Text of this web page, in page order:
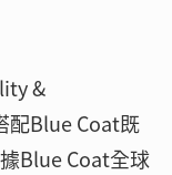
&
配Blue Coat既
Blue Coat全球